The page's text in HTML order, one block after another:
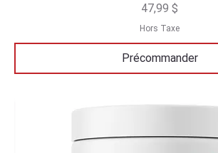
Prix
47,99 $
Hors Taxe
Précommander